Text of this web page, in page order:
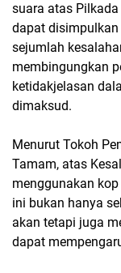
suara atas
dapat
sejumlah
membingungkan
ketidakjelasan
dimaksud.
Menurut Tokoh
Tamam, atas
menggunakan
ini bukan hanya
akan tetapi juga
dapat